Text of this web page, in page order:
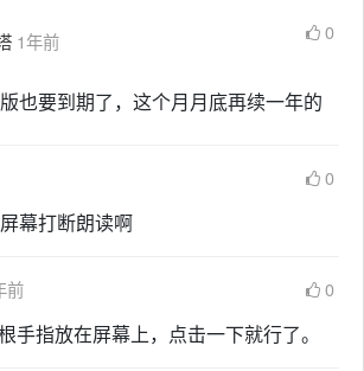
1年前 0
也要到期了，这个月月底再续一年的
0
幕打断朗读啊
前 0
手指放在屏幕上，点击一下就行了。